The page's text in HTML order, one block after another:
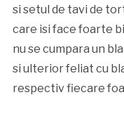
si setul de tavi de
care isi face foarte
nu se cumpara un
si ulterior feliat cu
respectiv fiecare